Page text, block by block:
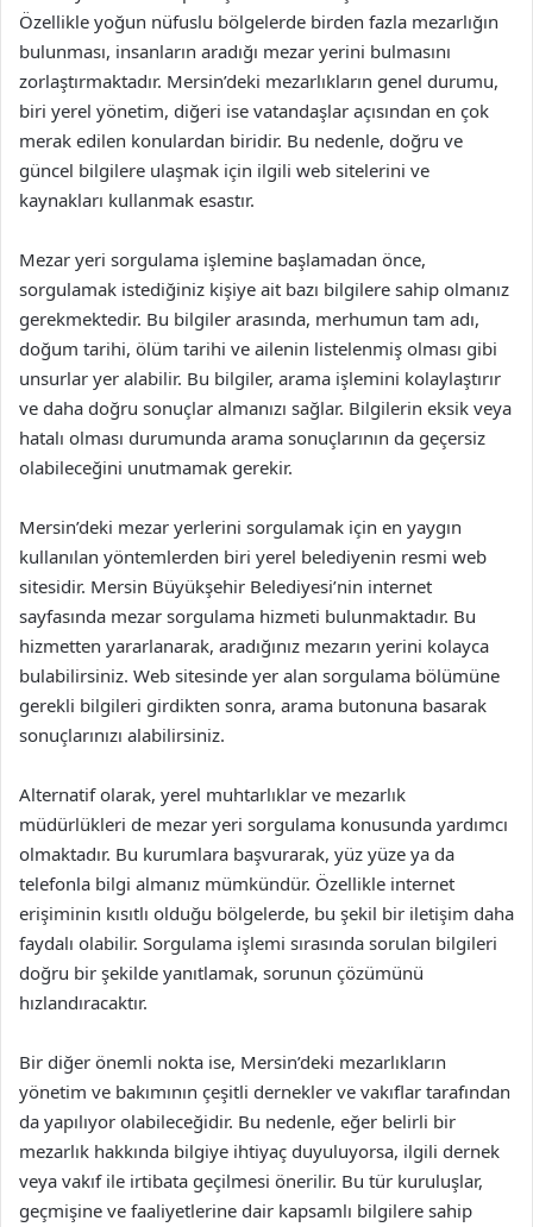
Özellikle yoğun nüfuslu bölgelerde birden fazla mezarlığın
bulunması, insanların aradığı mezar yerini bulmasını
zorlaştırmaktadır. Mersin’deki mezarlıkların genel durumu,
biri yerel yönetim, diğeri ise vatandaşlar açısından en çok
merak edilen konulardan biridir. Bu nedenle, doğru ve
güncel bilgilere ulaşmak için ilgili web sitelerini ve
kaynakları kullanmak esastır.
Mezar yeri sorgulama işlemine başlamadan önce,
sorgulamak istediğiniz kişiye ait bazı bilgilere sahip olmanız
gerekmektedir. Bu bilgiler arasında, merhumun tam adı,
doğum tarihi, ölüm tarihi ve ailenin listelenmiş olması gibi
unsurlar yer alabilir. Bu bilgiler, arama işlemini kolaylaştırır
ve daha doğru sonuçlar almanızı sağlar. Bilgilerin eksik veya
hatalı olması durumunda arama sonuçlarının da geçersiz
olabileceğini unutmamak gerekir.
Mersin’deki mezar yerlerini sorgulamak için en yaygın
kullanılan yöntemlerden biri yerel belediyenin resmi web
sitesidir. Mersin Büyükşehir Belediyesi’nin internet
sayfasında mezar sorgulama hizmeti bulunmaktadır. Bu
hizmetten yararlanarak, aradığınız mezarın yerini kolayca
bulabilirsiniz. Web sitesinde yer alan sorgulama bölümüne
gerekli bilgileri girdikten sonra, arama butonuna basarak
sonuçlarınızı alabilirsiniz.
Alternatif olarak, yerel muhtarlıklar ve mezarlık
müdürlükleri de mezar yeri sorgulama konusunda yardımcı
olmaktadır. Bu kurumlara başvurarak, yüz yüze ya da
telefonla bilgi almanız mümkündür. Özellikle internet
erişiminin kısıtlı olduğu bölgelerde, bu şekil bir iletişim daha
faydalı olabilir. Sorgulama işlemi sırasında sorulan bilgileri
doğru bir şekilde yanıtlamak, sorunun çözümünü
hızlandıracaktır.
Bir diğer önemli nokta ise, Mersin’deki mezarlıkların
yönetim ve bakımının çeşitli dernekler ve vakıflar tarafından
da yapılıyor olabileceğidir. Bu nedenle, eğer belirli bir
mezarlık hakkında bilgiye ihtiyaç duyuluyorsa, ilgili dernek
veya vakıf ile irtibata geçilmesi önerilir. Bu tür kuruluşlar,
geçmişine ve faaliyetlerine dair kapsamlı bilgilere sahip